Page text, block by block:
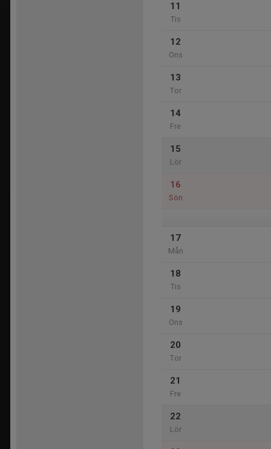
11
Tis
12
Ons
13
Tor
14
Fre
15
Lör
16
Sön
17
Mån
18
Tis
19
Ons
20
Tor
21
Fre
22
Lör